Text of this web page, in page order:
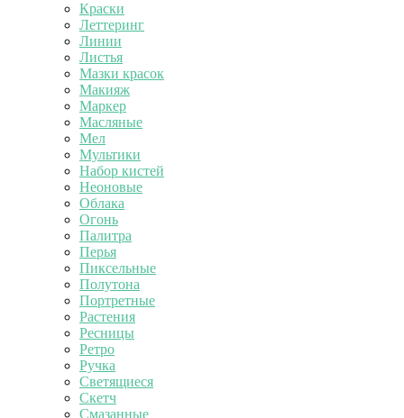
Краски
Леттеринг
Линии
Листья
Мазки красок
Макияж
Маркер
Масляные
Мел
Мультики
Набор кистей
Неоновые
Облака
Огонь
Палитра
Перья
Пиксельные
Полутона
Портретные
Растения
Ресницы
Ретро
Ручка
Светящиеся
Скетч
Смазанные